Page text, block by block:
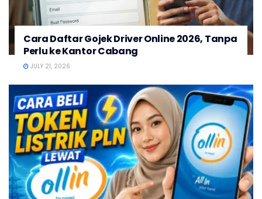
Cara Daftar Gojek Driver Online 2026, Tanpa
Perlu ke Kantor Cabang
JULY 21, 2026